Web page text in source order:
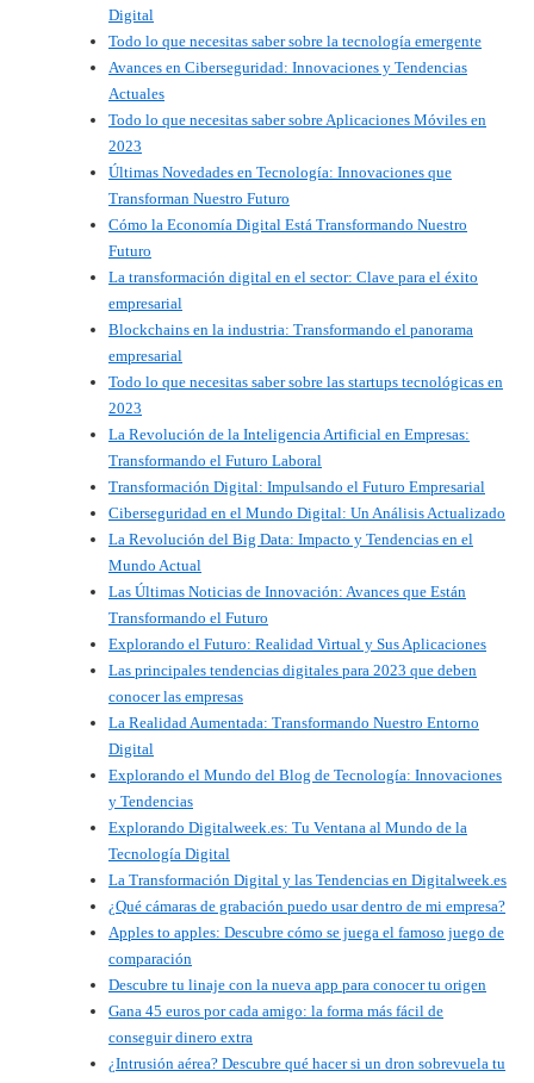
Digital
Todo lo que necesitas saber sobre la tecnología emergente
Avances en Ciberseguridad: Innovaciones y Tendencias
Actuales
Todo lo que necesitas saber sobre Aplicaciones Móviles en
2023
Últimas Novedades en Tecnología: Innovaciones que
Transforman Nuestro Futuro
Cómo la Economía Digital Está Transformando Nuestro
Futuro
La transformación digital en el sector: Clave para el éxito
empresarial
Blockchains en la industria: Transformando el panorama
empresarial
Todo lo que necesitas saber sobre las startups tecnológicas en
2023
La Revolución de la Inteligencia Artificial en Empresas:
Transformando el Futuro Laboral
Transformación Digital: Impulsando el Futuro Empresarial
Ciberseguridad en el Mundo Digital: Un Análisis Actualizado
La Revolución del Big Data: Impacto y Tendencias en el
Mundo Actual
Las Últimas Noticias de Innovación: Avances que Están
Transformando el Futuro
Explorando el Futuro: Realidad Virtual y Sus Aplicaciones
Las principales tendencias digitales para 2023 que deben
conocer las empresas
La Realidad Aumentada: Transformando Nuestro Entorno
Digital
Explorando el Mundo del Blog de Tecnología: Innovaciones
y Tendencias
Explorando Digitalweek.es: Tu Ventana al Mundo de la
Tecnología Digital
La Transformación Digital y las Tendencias en Digitalweek.es
¿Qué cámaras de grabación puedo usar dentro de mi empresa?
Apples to apples: Descubre cómo se juega el famoso juego de
comparación
Descubre tu linaje con la nueva app para conocer tu origen
Gana 45 euros por cada amigo: la forma más fácil de
conseguir dinero extra
¿Intrusión aérea? Descubre qué hacer si un dron sobrevuela tu